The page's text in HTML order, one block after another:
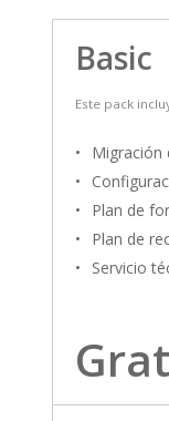
Basic
Este pack
Migración
Plan de
Plan de
Servicio